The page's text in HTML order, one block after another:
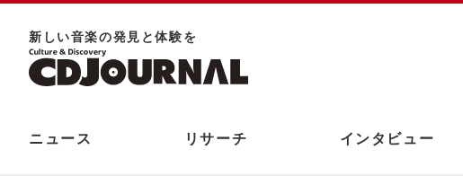
新しい⾳楽の発⾒と体験を
ニュース リサーチ インタビュー